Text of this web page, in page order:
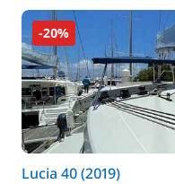
-20%
Lucia 40 (2019)